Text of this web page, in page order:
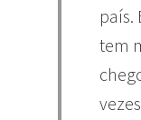
país.
tem